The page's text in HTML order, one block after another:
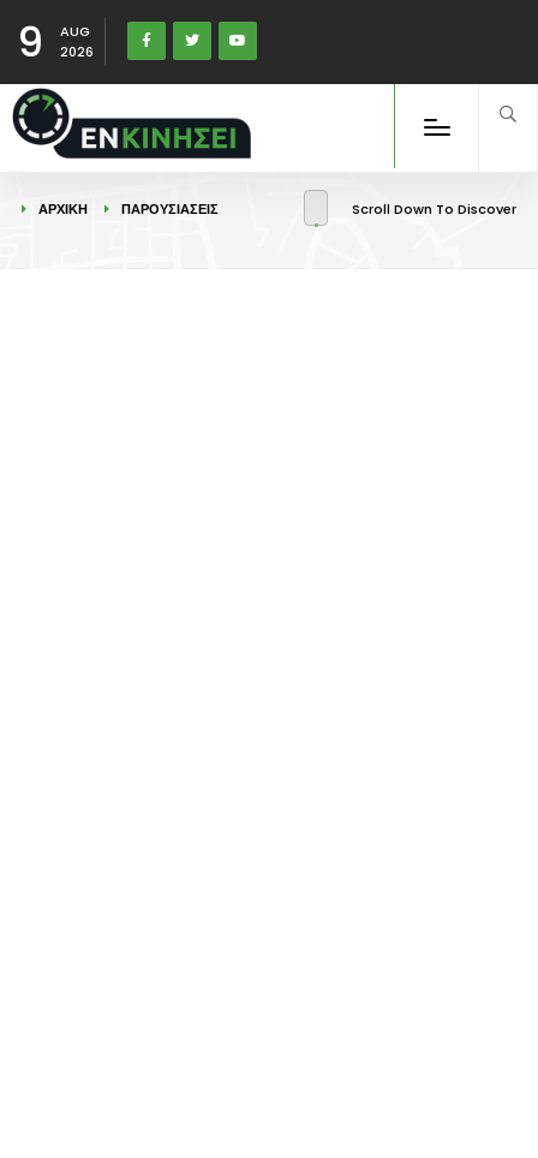
9
AUG
2026
ΑΡΧΙΚΉ ΠΑΡΟΥΣΙΑΣΕΙΣ Scroll Down To Discover